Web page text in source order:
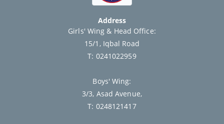
Address
Girls' Wing & Head Office:
15/1, Iqbal Road
T: 0241022959
Boys' Wing:
3/3, Asad Avenue,
T: 0248121417